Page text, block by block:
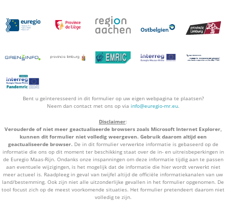
Bent u geïnteresseerd in dit formulier op uw eigen webpagina te plaatsen?
Neem dan contact met ons op via info@euregio-mr.eu.
Disclaimer:
Verouderde of niet meer geactualiseerde browsers zoals Microsoft Internet Explorer,
kunnen dit formulier niet volledig weergeven. Gebruik daarom altijd een
geactualiseerde browser. De in dit formulier verwerkte informatie is gebaseerd op de
informatie die ons op dit moment ter beschikking staat over de in- en uitreisbeperkingen in
de Euregio Maas-Rijn. Ondanks onze inspanningen om deze informatie tijdig aan te passen
aan eventuele wijzigingen, is het mogelijk dat de informatie die hier wordt verwerkt niet
meer actueel is. Raadpleeg in geval van twijfel altijd de officiële informatiekanalen van uw
land/bestemming. Ook zijn niet alle uitzonderlijke gevallen in het formulier opgenomen. De
tool focust zich op de meest voorkomende situaties. Het formulier pretendeert daarom niet
volledig te zijn.